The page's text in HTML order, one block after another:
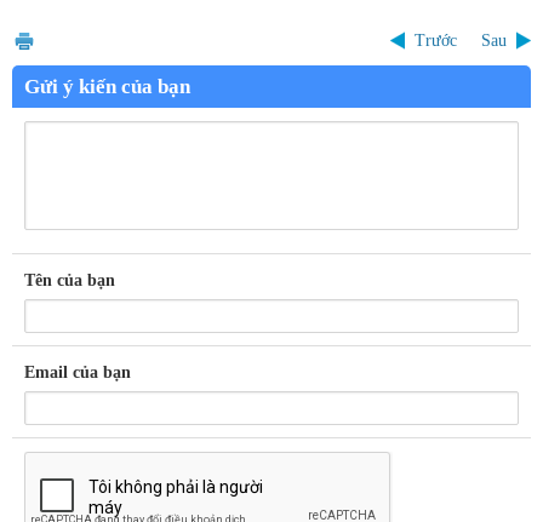
Trước Sau
Gửi ý kiến của bạn
Tên của bạn
Email của bạn